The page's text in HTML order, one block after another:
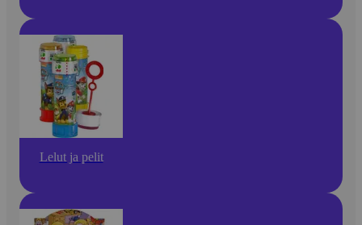
Lelut ja pelit